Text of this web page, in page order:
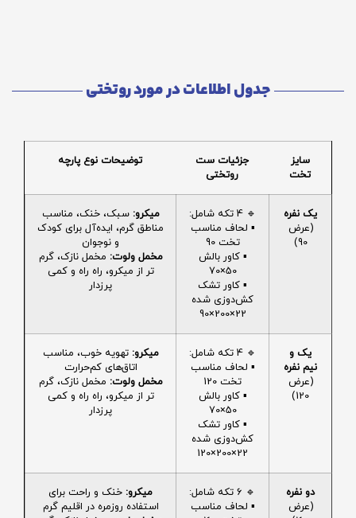
جدول اطلاعات در مورد روتختی
سایز
تخت
جزئیات ست
روتختی
توضیحات نوع پارچه
یک نفره
(عرض
90)
🔹 4 تکه شامل:
▪️ لحاف مناسب
تخت 90
▪️ کاور بالش
50×70
▪️ کاور تشک
کش‌دوزی شده
22×200×90
میکرو: سبک، خنک، مناسب
مناطق گرم، ایده‌آل برای کودک
و نوجوان
مخمل ولوت: مخمل نازک، گرم
تر از میکرو، راه راه و کمی
پرزدار
یک و
نیم نفره
(عرض
120)
🔹 4 تکه شامل:
▪️ لحاف مناسب
تخت 120
▪️ کاور بالش
50×70
▪️ کاور تشک
کش‌دوزی شده
22×200×120
میکرو: تهویه خوب، مناسب
اتاق‌های کم‌حرارت
مخمل ولوت: مخمل نازک، گرم
تر از میکرو، راه راه و کمی
پرزدار
دو نفره
(عرض
🔹 6 تکه شامل:
▪️ لحاف مناسب
میکرو: خنک و راحت برای
استفاده روزمره در اقلیم گرم